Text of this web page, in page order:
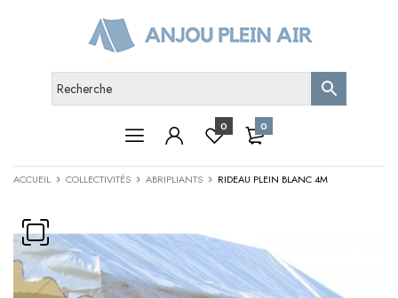
0 0
ACCUEIL COLLECTIVITÉS ABRIPLIANTS RIDEAU PLEIN BLANC 4M